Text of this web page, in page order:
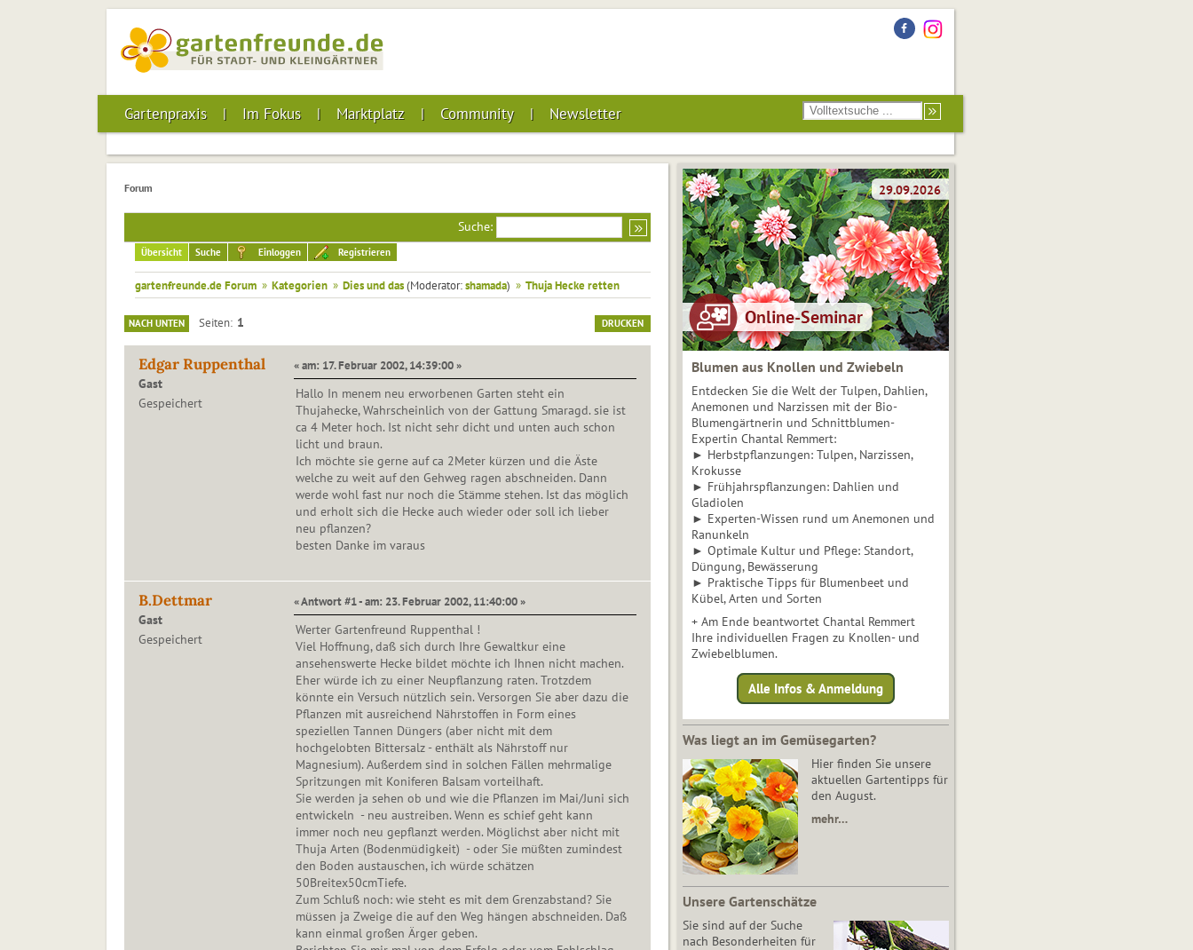
Gartenpraxis Im Fokus Marktplatz Community Newsletter
Forum
Suche:
Übersicht Suche Einloggen Registrieren
gartenfreunde.de Forum » Kategorien » Dies und das (Moderator:shamada) » Thuja Hecke retten
DRUCKEN
NACH UNTEN Seiten 1
Edgar Ruppenthal
Gast
Gespeichert
« am: 17. Februar 2002, 14:39:00 »
Hallo In menem neu erworbenen Garten steht ein
Thujahecke, Wahrscheinlich von der Gattung Smaragd. sie ist
ca 4 Meter hoch. Ist nicht sehr dicht und unten auch schon
licht und braun.
Ich möchte sie gerne auf ca 2Meter kürzen und die Äste
welche zu weit auf den Gehweg ragen abschneiden. Dann
werde wohl fast nur noch die Stämme stehen. Ist das möglich
und erholt sich die Hecke auch wieder oder soll ich lieber
neu pflanzen?
besten Danke im varaus
B.Dettmar
Gast
Gespeichert
« Antwort #1 - am: 23. Februar 2002, 11:40:00 »
Werter Gartenfreund Ruppenthal !
Viel Hoffnung, daß sich durch Ihre Gewaltkur eine
ansehenswerte Hecke bildet möchte ich Ihnen nicht machen.
Eher würde ich zu einer Neupflanzung raten. Trotzdem
könnte ein Versuch nützlich sein. Versorgen Sie aber dazu die
Pflanzen mit ausreichend Nährstoffen in Form eines
speziellen Tannen Düngers (aber nicht mit dem
hochgelobten Bittersalz - enthält als Nährstoff nur
Magnesium). Außerdem sind in solchen Fällen mehrmalige
Spritzungen mit Koniferen Balsam vorteilhaft.
Sie werden ja sehen ob und wie die Pflanzen im Mai/Juni sich
entwickeln - neu austreiben. Wenn es schief geht kann
immer noch neu gepflanzt werden. Möglichst aber nicht mit
Thuja Arten (Bodenmüdigkeit) - oder Sie müßten zumindest
den Boden austauschen, ich würde schätzen
50Breitex50cmTiefe.
Zum Schluß noch: wie steht es mit dem Grenzabstand? Sie
müssen ja Zweige die auf den Weg hängen abschneiden. Daß
kann einmal großen Ärger geben.
Blumen aus Knollen und Zwiebeln
Entdecken Sie die Welt der Tulpen, Dahlien,
Anemonen und Narzissen mit der Bio-
Blumengärtnerin und Schnittblumen-
Expertin Chantal Remmert:
► Herbstpflanzungen: Tulpen, Narzissen,
Krokusse
► Frühjahrspflanzungen: Dahlien und
Gladiolen
► Experten-Wissen rund um Anemonen und
Ranunkeln
► Optimale Kultur und Pflege: Standort,
Düngung, Bewässerung
► Praktische Tipps für Blumenbeet und
Kübel, Arten und Sorten
+ Am Ende beantwortet Chantal Remmert
Ihre individuellen Fragen zu Knollen- und
Zwiebelblumen.
Alle Infos & Anmeldung
Was liegt an im Gemüsegarten?
Hier finden Sie unsere
aktuellen Gartentipps für
den August.
mehr…
Unsere Gartenschätze
Sie sind auf der Suche
nach Besonderheiten für